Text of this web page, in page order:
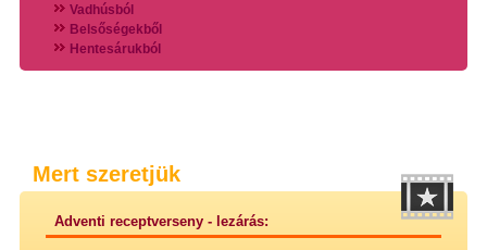
Vadhúsból
Belsőségekből
Hentesárukból
Vadszárnyasokból
Köretek
Klasszikus főzelékek
Zöldséges ételek
Mert szeretjük
Adventi receptverseny - lezárás: